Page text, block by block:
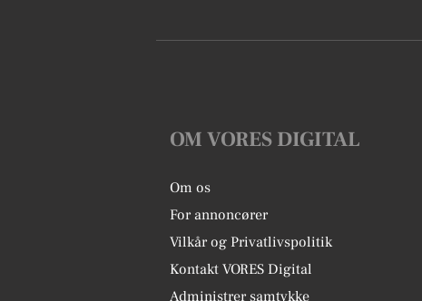
OM VORES DIGITAL
Om os
For annoncører
Vilkår og Privatlivspolitik
Kontakt VORES Digital
Administrer samtykke